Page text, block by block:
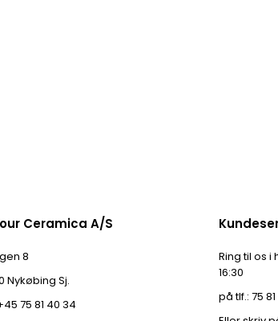
Ceramica A/S
8
Nykøbing Sj.
75 81 40 34
Ring til os i
16:30
på tlf.: 75